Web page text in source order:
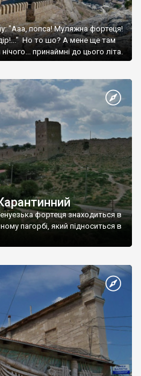
"Ааа, попса! Муляжна фортеця!
Но то шо? А мене ще там
принаймні до цього літа.
фортеця знаходиться в
пагорбі, який підноситься в